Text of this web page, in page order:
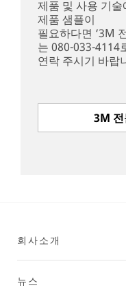
제품 및 사용 기
제품 샘플이
필요하다면 ‘3M
는 080-033-4114
연락 주시기 바랍
3M
회사소개
뉴스